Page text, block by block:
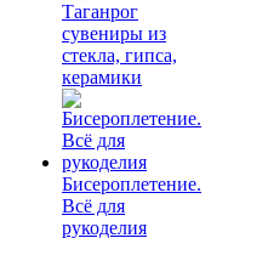
Таганрог
сувениры из
стекла, гипса,
керамики
Бисероплетение.
Всё для
рукоделия